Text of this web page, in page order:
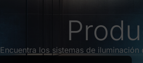
Encuentra los sistemas de